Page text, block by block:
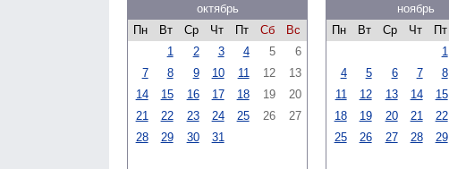
октябрь
Пн
Вт Ср Чт Пт Сб
Вс
1
2 3 4 5
6
7
8 9 10 11 12
13
14
15 16 17 18 19
20
21
22 23 24 25 26
27
28
29 30 31
ноябрь
Пн
Вт Ср Чт Пт
1
4
5 6 7 8
11
12 13 14 15
18
19 20 21 22
25
26 27 28 29